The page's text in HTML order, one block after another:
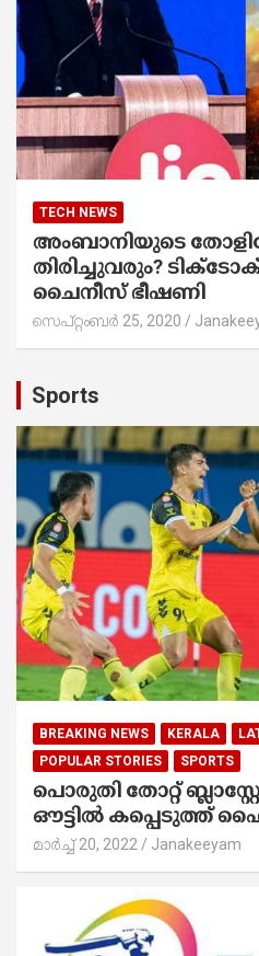
TECH NEWS
അംബാനിയുടെ
തിരിച്ചുവരും?
ചൈനീസ് ഭീഷണി
സെപ്റ്റംബർ 25, 2020
Sports
BREAKING NEWS KERALA
POPULAR STORIES
SPORTS
പൊരുതി തോറ്റ്
ഔട്ടിൽ കപ്പെടുത്ത്
മാർച്ച്‌ 20, 2022 Janakeeyam